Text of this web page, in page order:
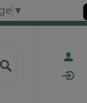
▼